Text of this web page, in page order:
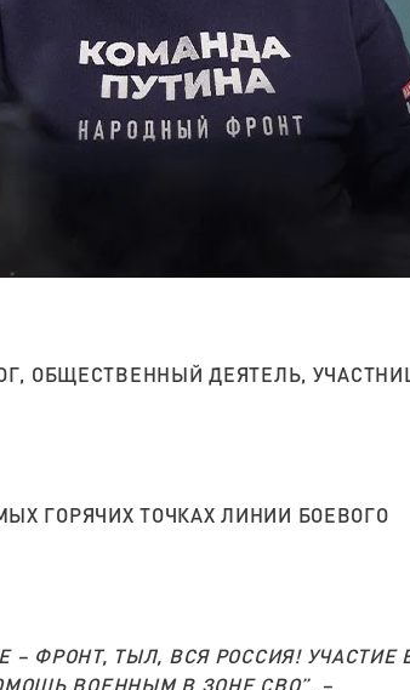
ОБЩЕСТВЕННЫЙ ДЕЯТЕЛЬ,
ГОРЯЧИХ ТОЧКАХ ЛИНИИ БОЕВОГО
ФРОНТ, ТЫЛ, ВСЯ РОССИЯ! УЧАСТИЕ
ВОЕННЫМ В ЗОНЕ СВО”, –